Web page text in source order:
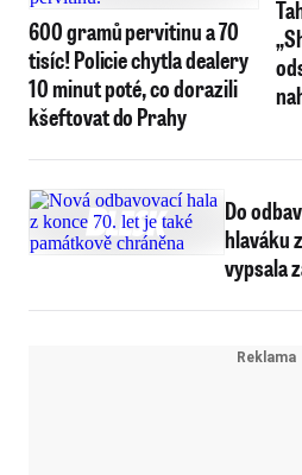
600 gramů pervitinu a 70
tisíc! Policie chytla dealery
10 minut poté, co dorazili
kšeftovat do Prahy
Do
hlaváku
vypsala